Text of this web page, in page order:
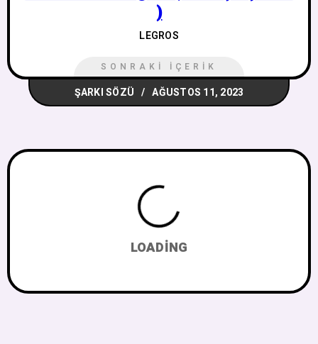
)
LEGROS
SONRAKI İÇERIK
ŞARKI SÖZÜ AĞUSTOS 11, 2023
LOADING